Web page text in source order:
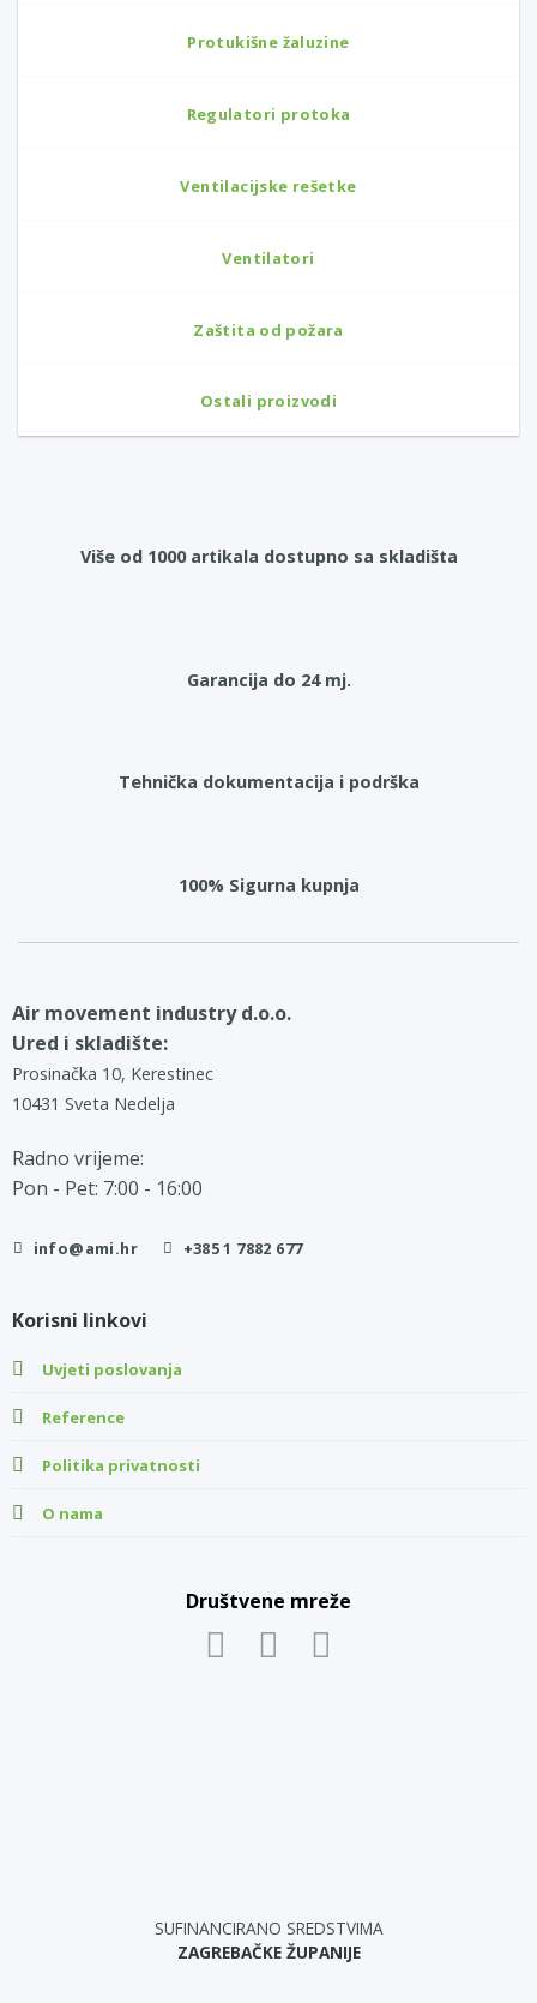
Protukišne žaluzine
Regulatori protoka
Ventilacijske rešetke
Ventilatori
Zaštita od požara
Ostali proizvodi
Više od 1000 artikala dostupno sa skladišta
Garancija do 24 mj.
Tehnička dokumentacija i podrška
100% Sigurna kupnja
Air movement industry d.o.o.
Ured i skladište:
Prosinačka 10, Kerestinec
10431 Sveta Nedelja
Radno vrijeme:
Pon - Pet: 7:00 - 16:00
info@ami.hr +385 1 7882 677
Korisni linkovi
Uvjeti poslovanja
Reference
Politika privatnosti
O nama
Društvene mreže
SUFINANCIRANO SREDSTVIMA
ZAGREBAČKE ŽUPANIJE